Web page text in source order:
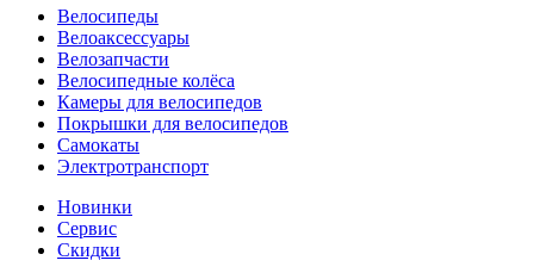
Велосипеды
Велоаксессуары
Велозапчасти
Велосипедные колёса
Камеры для велосипедов
Покрышки для велосипедов
Самокаты
Электротранспорт
Новинки
Сервис
Скидки